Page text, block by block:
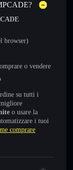
browser)
o vendere
su tutti i
o usare la
i tuoi
comprare